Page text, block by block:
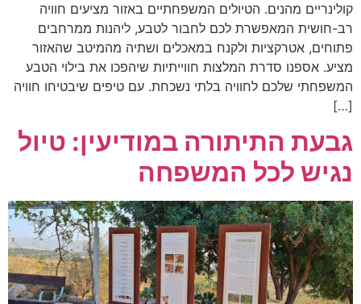
קולינריים מהנים. הטיולים המשפחתיים באזור מציעים חוויה
רב-חושית המאפשרת לכם לחבור לטבע, ליהנות ממרחבים
פתוחים, אטרקציות ולקנח במאכלים ושתיה מהמיטב שהאזור
מציע. אספנו סדרת המלצות חווייתיות שיהפכו את בילוי הטבע
המשפחתי שלכם לחוויה בלתי נשכחת. עם טיפים שיבטיחו חוויה
[…]
גבעת התיתורה במודיעין: טיול
נגיש לכל המשפחה